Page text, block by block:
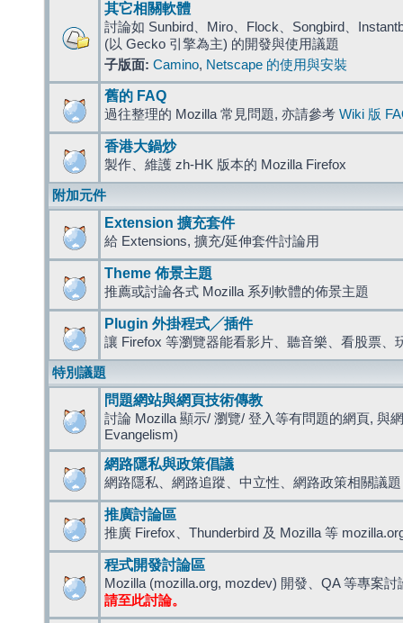
其它相關軟體
討論如 Sunbird、Miro、Flock、Songbird、
(以 Gecko 引擎為主) 的開發與使用議題
子版面: Camino, Netscape 的使用與安裝
舊的 FAQ
過往整理的 Mozilla 常見問題, 亦請參考 Wiki 版
香港大鍋炒
製作、維護 zh-HK 版本的 Mozilla Firefox
附加元件
Extension 擴充套件
給 Extensions, 擴充/延伸套件討論用
Theme 佈景主題
推薦或討論各式 Mozilla 系列軟體的佈景主題
Plugin 外掛程式╱插件
讓 Firefox 等瀏覽器能看影片、聽音樂、看股票、
特別議題
問題網站與網頁技術傳教
討論 Mozilla 顯示/ 瀏覽/ 登入等有問題的網頁, 與
Evangelism)
網路隱私與政策倡議
網路隱私、網路追蹤、中立性、網路政策相關議題
推廣討論區
推廣 Firefox、Thunderbird 及 Mozilla 等
程式開發討論區
Mozilla (mozilla.org, mozdev) 開發、QA 等專案討
請至此討論。